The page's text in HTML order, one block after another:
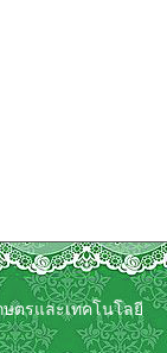
ตรและเทคโนโลยี